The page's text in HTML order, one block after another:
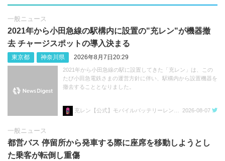
一般ニュース
2021年から小田急線の駅構内に設置の"充レン"が機器撤
去 チャージスポットの導入決まる
東京都 神奈川県 2026年8月7日20:29
2021年から小田急線の駅に設置してきた「充レン」は、この
たび小田急電鉄さまの運営方針に伴い、駅構内から設置機器を
撤去することとなりました。
2026-08-07
一般ニュース
都営バス 停留所から発車する際に座席を移動しようとし
た乗客が転倒し重傷